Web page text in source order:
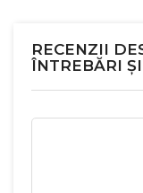
RECENZII
ÎNTREBĂRI